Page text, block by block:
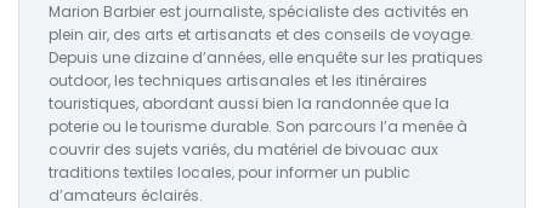
Marion Barbier est journaliste, spécialiste des activités en
plein air, des arts et artisanats et des conseils de voyage.
Depuis une dizaine d’années, elle enquête sur les pratiques
outdoor, les techniques artisanales et les itinéraires
touristiques, abordant aussi bien la randonnée que la
poterie ou le tourisme durable. Son parcours l’a menée à
couvrir des sujets variés, du matériel de bivouac aux
traditions textiles locales, pour informer un public
d’amateurs éclairés.